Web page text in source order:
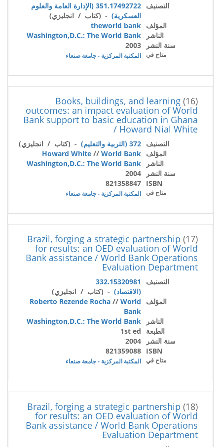
التصنيف
351.17492722 (الإدارة العامة والعلوم
العسكرية) - (كتاب / انجليزي)
المؤلف theworld bank
الناشر
Washington,D.C.: The World Bank
سنة النشر
2003
متاح في المكتبة المركزية - جامعة صنعاء
(16)
Books, buildings, and learning
outcomes: an impact evaluation of World
Bank support to basic education in Ghana
/ Howard Nial White
التصنيف 372 (التربية والتعليم)
- (كتاب / انجليزي)
المؤلف
Howard White // World Bank
الناشر
Washington,D.C.: The World Bank
سنة النشر
2004
ISBN
821358847
متاح في المكتبة المركزية - جامعة صنعاء
(17)
Brazil, forging a strategic partnership
for results: an OED evaluation of World
Bank assistance / World Bank Operations
Evaluation Department
التصنيف
332.15320981
(الاقتصاد) - (كتاب / انجليزي)
المؤلف
Roberto Rezende Rocha // World
Bank
الناشر
Washington,D.C.: The World Bank
الطبعة
1st ed
سنة النشر
2004
ISBN
821359088
متاح في المكتبة المركزية - جامعة صنعاء
(18)
Brazil, forging a strategic partnership
for results: an OED evaluation of World
Bank assistance / World Bank Operations
Evaluation Department